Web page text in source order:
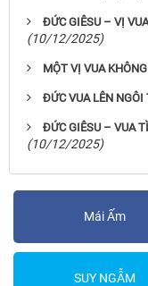
ĐỨC GIÊSU – VỊ
(10/12/2025)
MỘT VỊ VUA
ĐỨC VUA LÊN NGÔI
ĐỨC GIÊSU – VUA
(10/12/2025)
Mái Ấm
SUY NGẪM